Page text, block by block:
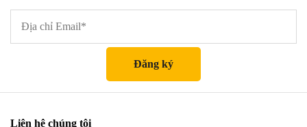
Liên hệ chúng tôi